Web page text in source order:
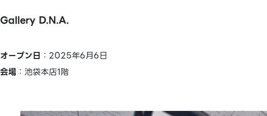
Gallery D.N.A.
オープン日 ：2025年6月6日
会場 ：池袋本店1階